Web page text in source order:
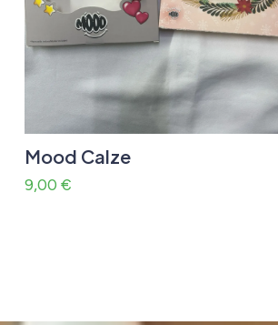
Mood Calze
9,00 €